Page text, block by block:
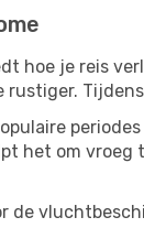
hoe je reis
het om
de